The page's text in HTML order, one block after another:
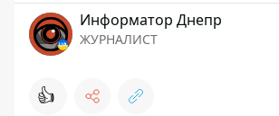
Информатор Днепр
ЖУРНАЛИСТ
👍